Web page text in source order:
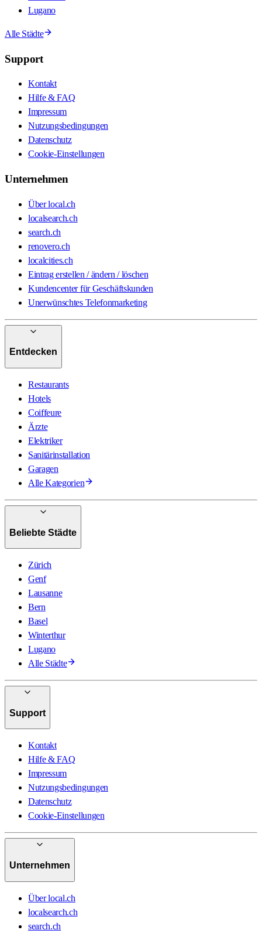
Lugano
Alle Städte
Support
Kontakt
Hilfe & FAQ
Impressum
Nutzungsbedingungen
Datenschutz
Cookie-Einstellungen
Unternehmen
Über local.ch
localsearch.ch
search.ch
renovero.ch
localcities.ch
Eintrag erstellen / ändern / löschen
Kundencenter für Geschäftskunden
Unerwünschtes Telefonmarketing
Entdecken
Restaurants
Hotels
Coiffeure
Ärzte
Elektriker
Sanitärinstallation
Garagen
Alle Kategorien
Beliebte Städte
Zürich
Genf
Lausanne
Bern
Basel
Winterthur
Lugano
Alle Städte
Support
Kontakt
Hilfe & FAQ
Impressum
Nutzungsbedingungen
Datenschutz
Cookie-Einstellungen
Unternehmen
Über local.ch
localsearch.ch
search.ch